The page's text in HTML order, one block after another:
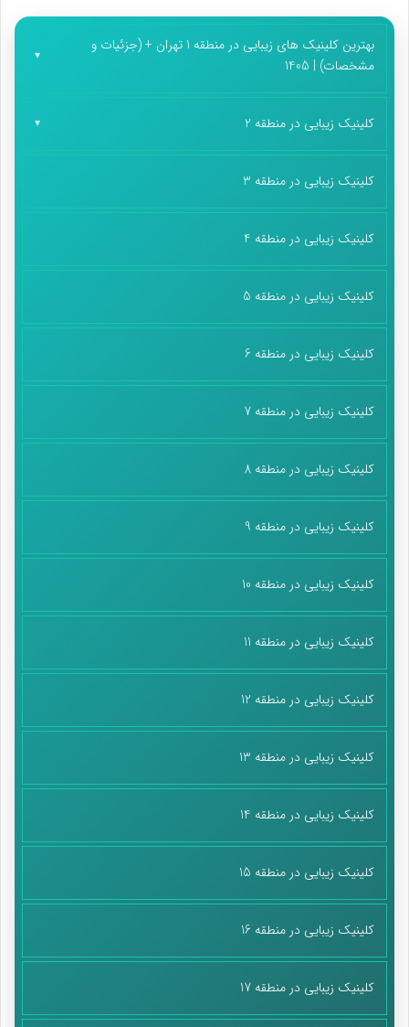
بهترین کلینیک های زیبایی در منطقه 1 تهران + (جزئیات و
مشخصات) | 1405
کلینیک زیبایی در منطقه 2
کلینیک زیبایی در منطقه 3
کلینیک زیبایی در منطقه 4
کلینیک زیبایی در منطقه 5
کلینیک زیبایی در منطقه 6
کلینیک زیبایی در منطقه 7
کلینیک زیبایی در منطقه 8
کلینیک زیبایی در منطقه 9
کلینیک زیبایی در منطقه 10
کلینیک زیبایی در منطقه 11
کلینیک زیبایی در منطقه 12
کلینیک زیبایی در منطقه 13
کلینیک زیبایی در منطقه 14
کلینیک زیبایی در منطقه 15
کلینیک زیبایی در منطقه 16
کلینیک زیبایی در منطقه 17